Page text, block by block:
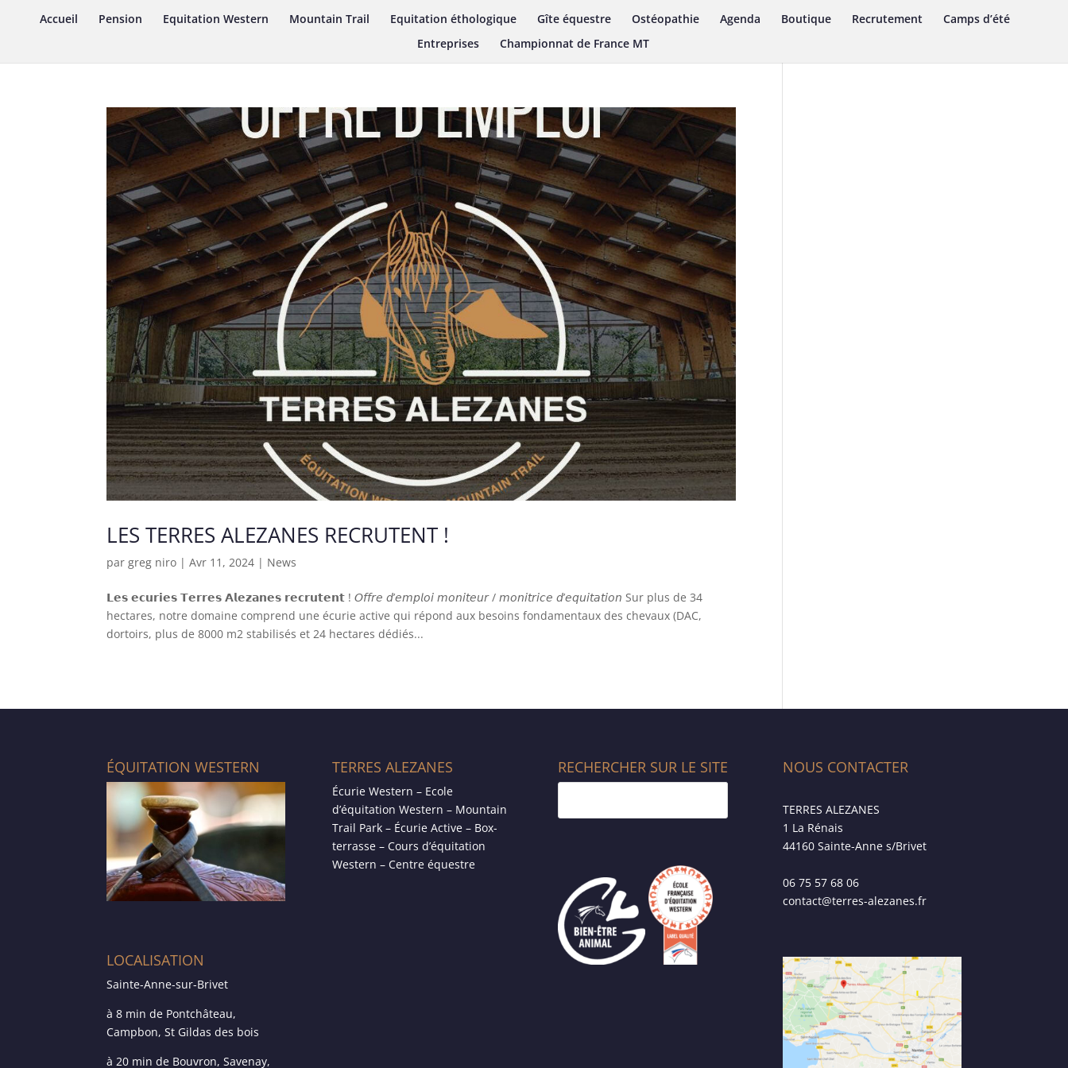
Accueil Pension Equitation Western Mountain Trail Equitation éthologique Gîte équestre Ostéopathie Agenda Boutique Recrutement
Camps d’été
Entreprises
Championnat de France MT
LES TERRES ALEZANES RECRUTENT !
pargreg niro |Avr 11, 2024 | News
𝗟𝗲𝘀 𝗲𝗰𝘂𝗿𝗶𝗲𝘀 𝗧𝗲𝗿𝗿𝗲𝘀 𝗔𝗹𝗲𝘇𝗮𝗻𝗲𝘀 𝗿𝗲𝗰𝗿𝘂𝘁𝗲𝗻𝘁 ! 𝘖𝘧𝘧𝘳𝘦 𝘥’𝘦𝘮𝘱𝘭𝘰𝘪 𝘮𝘰𝘯𝘪𝘵𝘦𝘶𝘳 / 𝘮𝘰𝘯𝘪𝘵𝘳𝘪𝘤𝘦 𝘥’𝘦𝘲𝘶𝘪𝘵𝘢𝘵𝘪𝘰𝘯 Sur plus de 34
hectares, notre domaine comprend une écurie active qui répond aux besoins fondamentaux des chevaux (DAC,
dortoirs, plus de 8000 m2 stabilisés et 24 hectares dédiés...
ÉQUITATION WESTERN
LOCALISATION
Sainte-Anne-sur-Brivet
à 8 min de Pontchâteau,
Campbon, St Gildas des bois
à 20 min de Bouvron, Savenay,
TERRES ALEZANES
Écurie Western – Ecole
d’équitation Western – Mountain
Trail Park – Écurie Active – Box-
terrasse – Cours d’équitation
Western – Centre équestre
RECHERCHER SUR LE SITE NOUS CONTACTER
TERRES ALEZANES
1 La Rénais
44160 Sainte-Anne s/Brivet
06 75 57 68 06
contact@terres-alezanes.fr